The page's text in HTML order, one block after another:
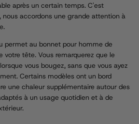
après un certain temps. C'est
nous accordons une grande attention à
permet au bonnet pour homme de
votre tête. Vous remarquerez que le
vous bougez, sans que vous ayez
Certains modèles ont un bord
une chaleur supplémentaire autour des
à un usage quotidien et à de